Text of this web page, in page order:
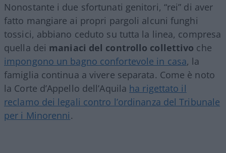
Nonostante i due sfortunati genitori, “rei” di aver
fatto mangiare ai propri pargoli alcuni funghi
tossici, abbiano ceduto su tutta la linea, compresa
quella dei maniaci del controllo collettivo che
impongono un bagno confortevole in casa, la
famiglia continua a vivere separata. Come è noto
la Corte d’Appello dell’Aquila ha rigettato il
reclamo dei legali contro l’ordinanza del Tribunale
per i Minorenni.